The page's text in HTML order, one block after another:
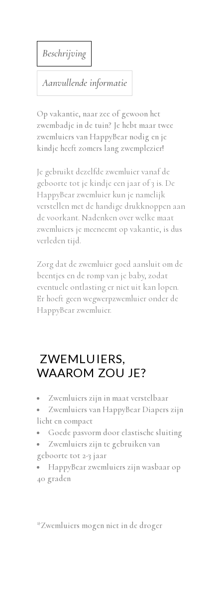
Beschrijving
Aanvullende informatie
Op vakantie, naar zee of gewoon het
zwembadje in de tuin? Je hebt maar twee
zwemluiers van HappyBear nodig en je
kindje heeft zomers lang zwemplezier!
Je gebruikt dezelfde zwemluier vanaf de
geboorte tot je kindje een jaar of 3 is. De
HappyBear zwemluier kun je namelijk
verstellen met de handige drukknoppen aan
de voorkant. Nadenken over welke maat
zwemluiers je meeneemt op vakantie, is dus
verleden tijd.
Zorg dat de zwemluier goed aansluit om de
beentjes en de romp van je baby, zodat
eventuele ontlasting er niet uit kan lopen.
Er hoeft geen wegwerpzwemluier onder de
HappyBear zwemluier.
ZWEMLUIERS,
WAAROM ZOU JE?
Zwemluiers zijn in maat verstelbaar
Zwemluiers van HappyBear Diapers zijn
licht en compact
Goede pasvorm door elastische sluiting
Zwemluiers zijn te gebruiken van
geboorte tot 2-3 jaar
HappyBear zwemluiers zijn wasbaar op
40 graden
*Zwemluiers mogen niet in de droger